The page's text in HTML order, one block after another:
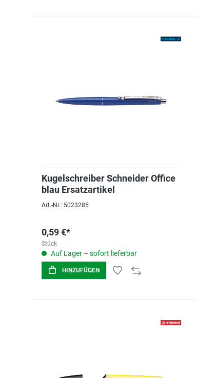
Kugelschreiber Schneider Office
blau Ersatzartikel
Art.-Nr.: 5023285
0,59 €*
Stück
Auf Lager – sofort lieferbar
HINZUFÜGEN